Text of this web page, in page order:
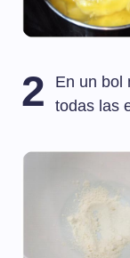
2
En un bol
todas las